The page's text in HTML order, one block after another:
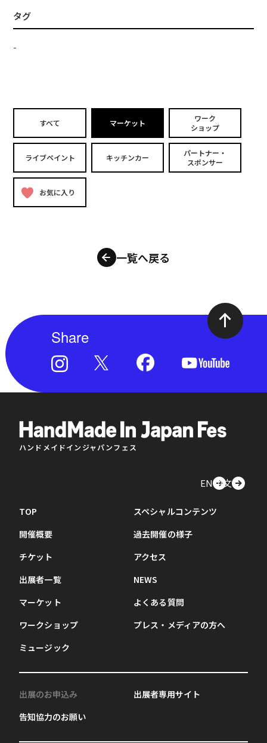
タグ
-
すべて マーケット
ワーク
ショップ
ライブペイント キッチンカー
パートナー・
スポンサー
お気に入り
一覧へ戻る
Share
ハンドメイドインジャパンフェス
EN中文
TOP
開催概要
チケット
出展者一覧
マーケット
ワークショップ
ミュージック
スペシャルコンテンツ
過去開催の様子
アクセス
NEWS
よくある質問
プレス・メディアの方へ
出展のお申込み
告知協力のお願い
出展者専用サイト